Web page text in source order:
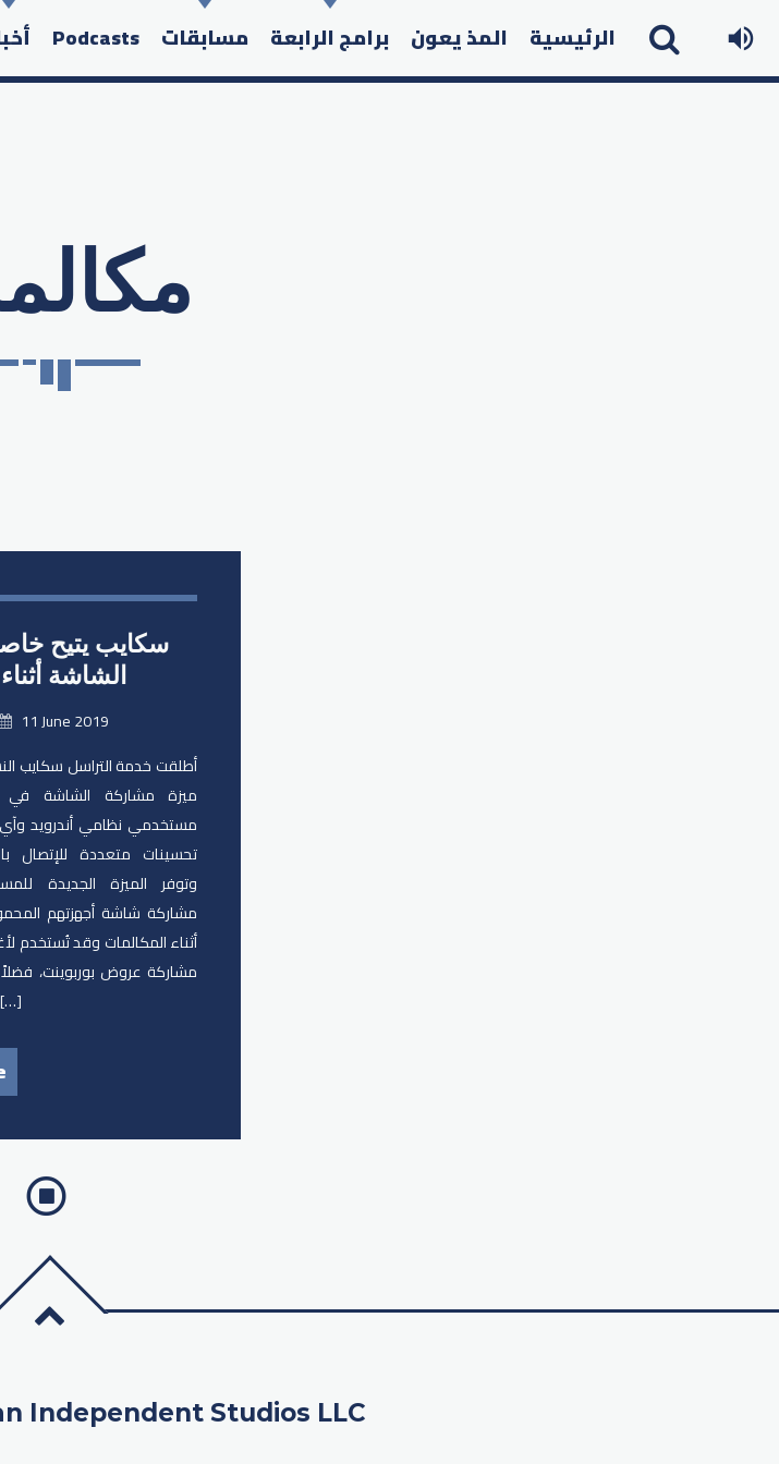
الرئيسية المذ يعون برامج الرابعة مسابقات Podcasts
the website:
سكايب يتيح
الشاشة
11 June 2019
ميزة مشاركة الشاشة في
مستخدمي نظامي أندرويد
تحسينات متعددة للإتصال
وتوفر الميزة الجديدة
مشاركة شاشة أجهزتهم
أثناء المكالمات وقد تُستخدم
مشاركة عروض بوربوينت،
مثل تقديم الدعم […]
Independent Studios LLC